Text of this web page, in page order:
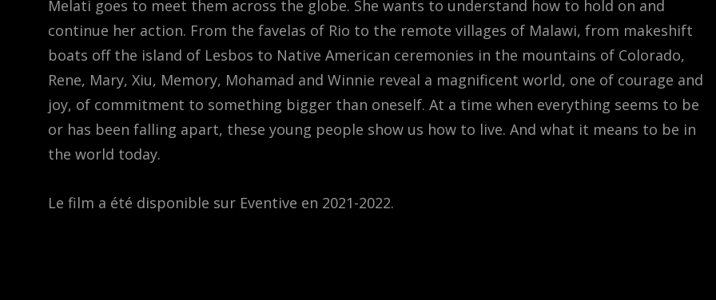
Melati goes to meet them across the globe. She wants to understand how to hold on and
continue her action. From the favelas of Rio to the remote villages of Malawi, from makeshift
boats off the island of Lesbos to Native American ceremonies in the mountains of Colorado,
Rene, Mary, Xiu, Memory, Mohamad and Winnie reveal a magnificent world, one of courage and
joy, of commitment to something bigger than oneself. At a time when everything seems to be
or has been falling apart, these young people show us how to live. And what it means to be in
the world today.
Le film a été disponible sur Eventive en 2021-2022.